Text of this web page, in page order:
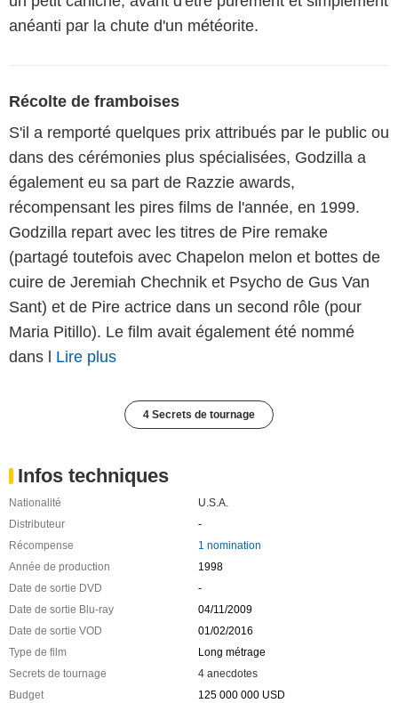
anéanti par la chute d'un météorite.
Récolte de framboises
S'il a remporté quelques prix attribués par le public ou
dans des cérémonies plus spécialisées, Godzilla a
également eu sa part de Razzie awards,
récompensant les pires films de l'année, en 1999.
Godzilla repart avec les titres de Pire remake
(partagé toutefois avec Chapelon melon et bottes de
cuire de Jeremiah Chechnik et Psycho de Gus Van
Sant) et de Pire actrice dans un second rôle (pour
Maria Pitillo). Le film avait également été nommé
dans l Lire plus
4 Secrets de tournage
Infos techniques
Nationalité
U.S.A.
Distributeur
-
Récompense
1 nomination
Année de production
1998
Date de sortie DVD
-
Date de sortie Blu-ray
04/11/2009
Date de sortie VOD
01/02/2016
Type de film
Long métrage
Secrets de tournage
4 anecdotes
Budget
125 000 000 USD